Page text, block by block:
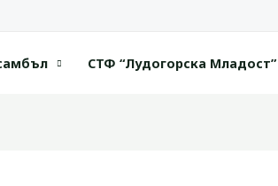
СТФ “Лудогорска Младост”